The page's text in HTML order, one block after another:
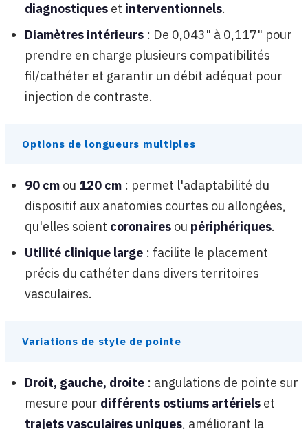
diagnostiques et interventionnels.
Diamètres intérieurs : De 0,043" à 0,117" pour
prendre en charge plusieurs compatibilités
fil/cathéter et garantir un débit adéquat pour
injection de contraste.
Options de longueurs multiples
90 cm ou 120 cm : permet l'adaptabilité du
dispositif aux anatomies courtes ou allongées,
qu'elles soient coronaires ou périphériques.
Utilité clinique large : facilite le placement
précis du cathéter dans divers territoires
vasculaires.
Variations de style de pointe
Droit, gauche, droite : angulations de pointe sur
mesure pour différents ostiums artériels et
trajets vasculaires uniques, améliorant la